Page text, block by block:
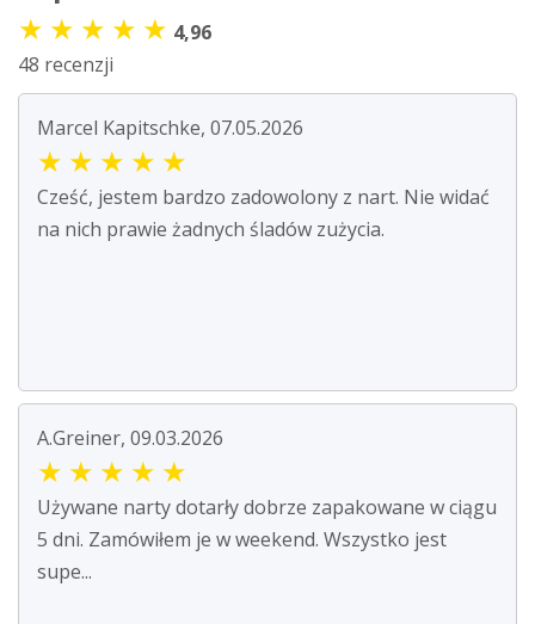
★ ★ ★ ★ ★ 4,96
48 recenzji
Marcel Kapitschke, 07.05.2026
★ ★ ★ ★ ★
Cześć, jestem bardzo zadowolony z nart. Nie widać
na nich prawie żadnych śladów zużycia.
A.Greiner, 09.03.2026
★ ★ ★ ★ ★
Używane narty dotarły dobrze zapakowane w ciągu
5 dni. Zamówiłem je w weekend. Wszystko jest
supe...